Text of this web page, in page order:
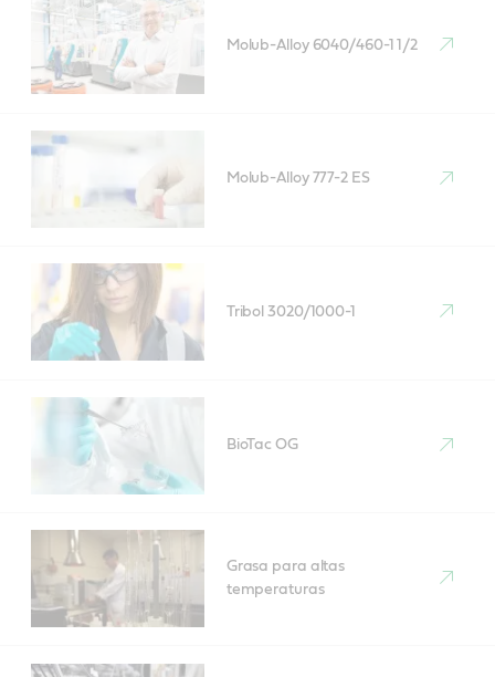
Molub-Alloy 6040/460-1 1/2
Molub-Alloy 777-2 ES
Tribol 3020/1000-1
BioTac OG
Grasa para altas
temperaturas